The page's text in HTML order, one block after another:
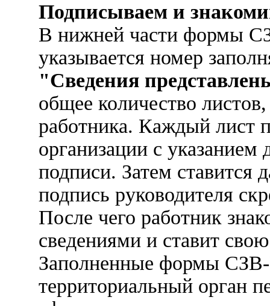
Подписываем и
В нижней части формы
указывается номер
"Сведения
общее количество
работника. Каждый лист
организации с
подписи. Затем ставится
подпись руководителя
После чего работник
сведениями и ставит
Заполненные формы СЗВ-
территориальный орган